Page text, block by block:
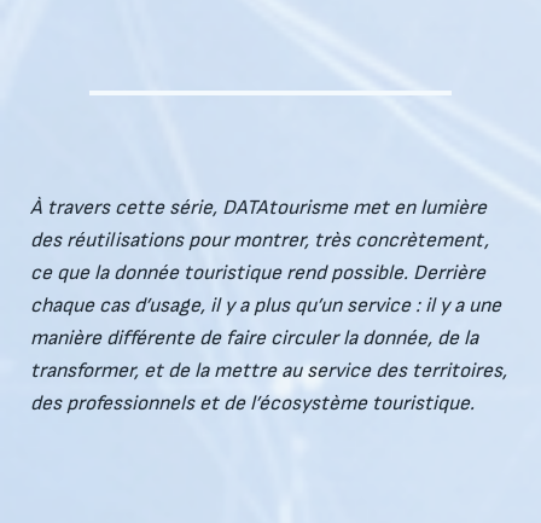
À travers cette série, DATAtourisme met en lumière
des réutilisations pour montrer, très concrètement,
ce que la donnée touristique rend possible. Derrière
chaque cas d’usage, il y a plus qu’un service : il y a une
manière différente de faire circuler la donnée, de la
transformer, et de la mettre au service des territoires,
des professionnels et de l’écosystème touristique.